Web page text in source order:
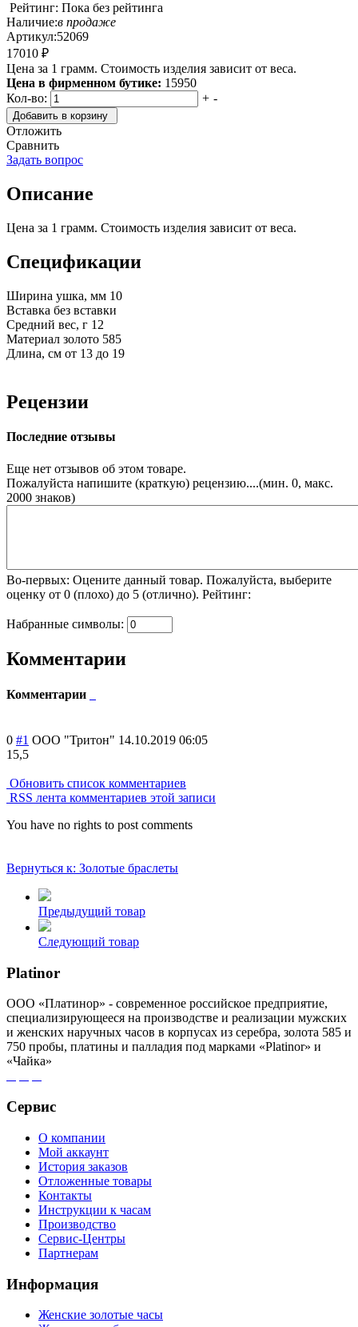
Рейтинг: Пока без рейтинга
Наличие:в продаже
Артикул:52069
17010 ₽
Цена за 1 грамм. Стоимость изделия зависит от веса.
Цена в фирменном бутике: 15950
Кол-во:
+ -
Добавить в корзину
Отложить
Сравнить
Задать вопрос
Описание
Цена за 1 грамм. Стоимость изделия зависит от веса.
Спецификации
Ширина ушка, мм 10
Вставка без вставки
Средний вес, г 12
Материал золото 585
Длина, см от 13 до 19
Рецензии
Последние отзывы
Еще нет отзывов об этом товаре.
Пожалуйста напишите (краткую) рецензию....(мин. 0, макс.
2000 знаков)
Во-первых: Оцените данный товар. Пожалуйста, выберите
оценку от 0 (плохо) до 5 (отлично). Рейтинг:
Набранные символы:
Комментарии
Комментарии
0 #1 ООО "Тритон" 14.10.2019 06:05
15,5
Обновить список комментариев
RSS лента комментариев этой записи
You have no rights to post comments
Вернуться к: Золотые браслеты
Предыдущий товар
Следующий товар
Platinor
ООО «Платинор» - современное российское предприятие,
специализирующееся на производстве и реализации мужских
и женских наручных часов в корпусах из серебра, золота 585 и
750 пробы, платины и палладия под марками «Platinor» и
«Чайка»
Сервис
О компании
Мой аккаунт
История заказов
Отложенные товары
Контакты
Инструкции к часам
Производство
Сервис-Центры
Партнерам
Информация
Женские золотые часы